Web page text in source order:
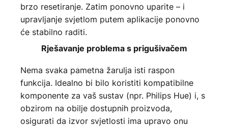
brzo resetiranje. Zatim ponovno uparite – i
upravljanje svjetlom putem aplikacije ponovno
će stabilno raditi.
Rješavanje problema s prigušivačem
Nema svaka pametna žarulja isti raspon
funkcija. Idealno bi bilo koristiti kompatibilne
komponente za vaš sustav (npr. Philips Hue) i, s
obzirom na obilje dostupnih proizvoda,
osigurati da izvor svjetlosti ima upravo onu